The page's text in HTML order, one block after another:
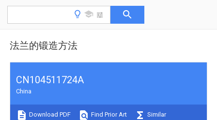
法兰的锻造方法
CN104511724A
China
Download PDF Find Prior Art Similar